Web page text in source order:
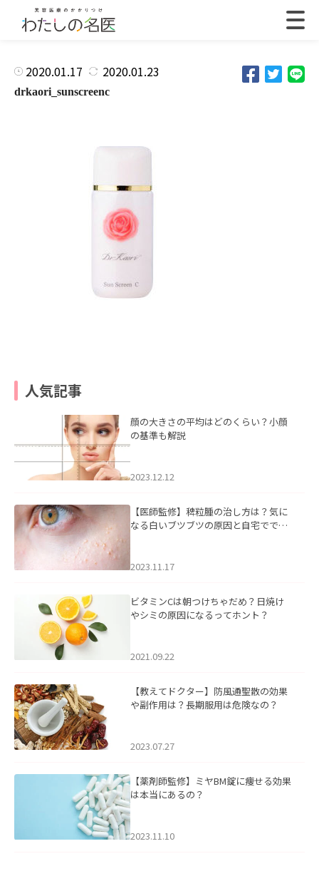
2020.01.17 2020.01.23
drkaori_sunscreenc
人気記事
顔の大きさの平均はどのくらい？小顔
の基準も解説
2023.12.12
【医師監修】稗粒腫の治し方は？気に
なる白いブツブツの原因と自宅ででき
2023.11.17
ビタミンCは朝つけちゃだめ？日焼け
やシミの原因になるってホント？
2021.09.22
【教えてドクター】防風通聖散の効果
や副作用は？長期服用は危険なの？
2023.07.27
【薬剤師監修】ミヤBM錠に痩せる効果
は本当にあるの？
2023.11.10